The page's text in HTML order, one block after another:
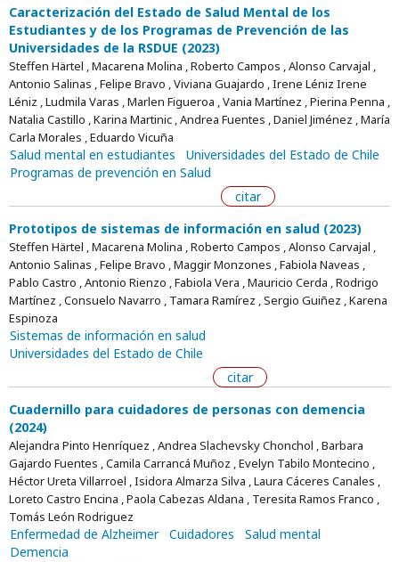
Caracterización del Estado de Salud Mental de los
Estudiantes y de los Programas de Prevención de las
Universidades de la RSDUE (2023)
Steffen Härtel , Macarena Molina , Roberto Campos , Alonso Carvajal ,
Antonio Salinas , Felipe Bravo , Viviana Guajardo , Irene Léniz Irene
Léniz , Ludmila Varas , Marlen Figueroa , Vania Martínez , Pierina Penna ,
Natalia Castillo , Karina Martinic , Andrea Fuentes , Daniel Jiménez , María
Carla Morales , Eduardo Vicuña
Salud mental en estudiantes
Universidades del Estado de Chile
Programas de prevención en Salud
citar
Prototipos de sistemas de información en salud (2023)
Steffen Härtel , Macarena Molina , Roberto Campos , Alonso Carvajal ,
Antonio Salinas , Felipe Bravo , Maggir Monzones , Fabiola Naveas ,
Pablo Castro , Antonio Rienzo , Fabiola Vera , Mauricio Cerda , Rodrigo
Martínez , Consuelo Navarro , Tamara Ramírez , Sergio Guiñez , Karena
Espinoza
Sistemas de información en salud
Universidades del Estado de Chile
citar
Cuadernillo para cuidadores de personas con demencia
(2024)
Alejandra Pinto Henríquez , Andrea Slachevsky Chonchol , Barbara
Gajardo Fuentes , Camila Carrancá Muñoz , Evelyn Tabilo Montecino ,
Héctor Ureta Villarroel , Isidora Almarza Silva , Laura Cáceres Canales ,
Loreto Castro Encina , Paola Cabezas Aldana , Teresita Ramos Franco ,
Tomás León Rodriguez
Enfermedad de Alzheimer Cuidadores
Salud mental
Demencia